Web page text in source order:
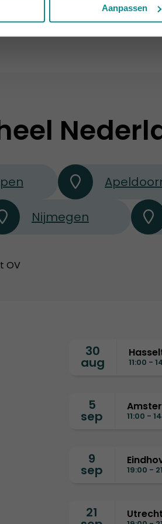
Aanpassen
Nijmegen
OV
30
aug 11:00 -
5
sep 11:00 -
9
sep 19:00 -
21 Utrecht